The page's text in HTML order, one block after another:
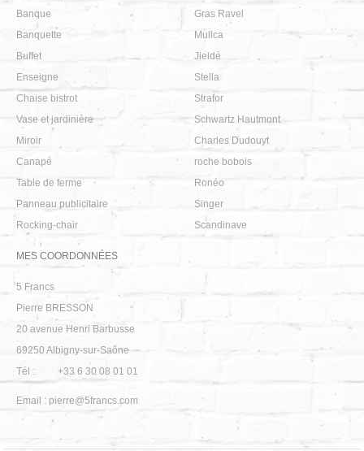
Banque
Banquette
Buffet
Enseigne
Chaise bistrot
Vase et jardinière
Miroir
Canapé
Table de ferme
Panneau publicitaire
Rocking-chair
Gras Ravel
Mullca
Jieldé
Stella
Strafor
Schwartz Hautmont
Charles Dudouyt
roche bobois
Ronéo
Singer
Scandinave
MES COORDONNÉES
5 Francs
Pierre BRESSON
20 avenue Henri Barbusse
69250 Albigny-sur-Saône
Tél :
+33 6 30 08 01 01
Email : pierre@5francs.com